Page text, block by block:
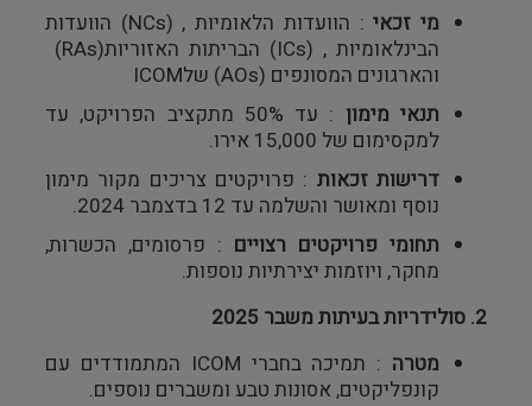
מי זכאי: הוועדות הלאומיות(NCs) , הוועדות
הבינלאומיות(ICs) , הבריתות האזוריות(RAs)
והארגונים המסונפים (AOs) שלICOM
תנאי מימון :
עד 50% מתקציב הפרויקט, עד
למקסימום של 15,000 אירו
.
דרישות זכאות : פרויקטים צריכים מקור מימון
נוסף ומאושר והשלמה עד 12 בדצמבר 2024
.
תחומי פרויקטים רצויים : פרסומים, הכשרות,
מחקר, ויוזמות יצירתיות נוספות.
2. סולידריות בעיתות משבר 2025
מטרה : תמיכה בחברי ICOM המתמודדים עם
קונפליקטים, אסונות טבע ומשברים נוספים.